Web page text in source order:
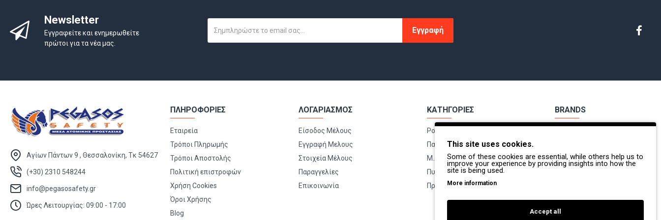
Newsletter
Εγγραφείτε και ενημερωθείτε
πρώτοι για τα νέα μας.
Εγγραφή
Αγίων Πάντων 9 , Θεσσαλονίκη, Τκ 54627
(+30) 2310 548244
info@pegasosafety.gr
Ώρες Λειτουργίας: 09:00 - 17:00
ΠΛΗΡΟΦΟΡΙΕΣ
Εταιρεία
Τρόποι Πληρωμής
Τρόποι Αποστολής
Πολιτική επιστροφών
Χρήση Cookies
Όροι Χρήσης
Blog
ΛΟΓΑΡΙΑΣΜΟΣ
Είσοδος Μέλους
Εγγραφή Μελους
Στοιχεία Μέλους
Παραγγελίες
Επικοινωνία
ΚΑΤΗΓΟΡΙΕΣ
Ρούχα Εργασίας
Παπούτσια Εργασίας
Μ.Α.Π.
Πυροσβέστες - Διασώστες
Πρώτες Βοήθειες
BRANDS
Coverguard
This site uses cookies.
Some of these cookies are essential, while others help us to
improve your experience by providing insights into how the
site is being used.
More information
Accept all